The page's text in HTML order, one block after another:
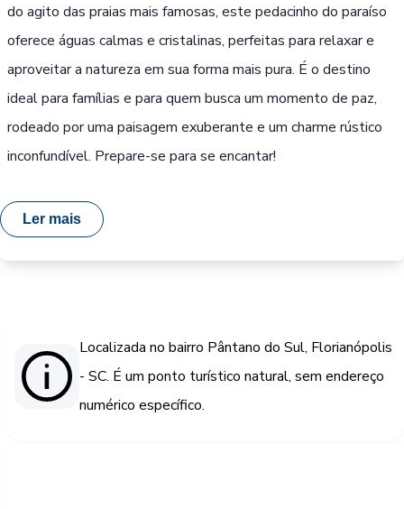
do agito das praias mais famosas, este pedacinho do paraíso
oferece águas calmas e cristalinas, perfeitas para relaxar e
aproveitar a natureza em sua forma mais pura. É o destino
ideal para famílias e para quem busca um momento de paz,
rodeado por uma paisagem exuberante e um charme rústico
inconfundível. Prepare-se para se encantar!
Ler mais
Localizada no bairro Pântano do Sul, Florianópolis
- SC. É um ponto turístico natural, sem endereço
numérico específico.